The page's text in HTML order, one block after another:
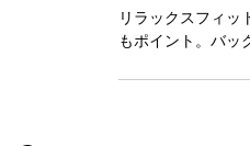
リラックスフィッ
もポイント。バッ